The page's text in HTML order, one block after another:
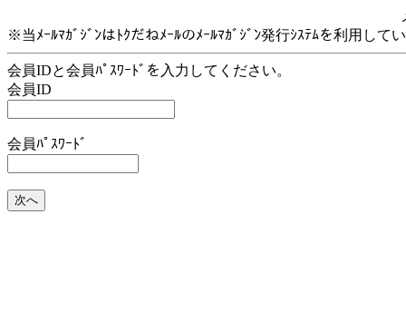
※当ﾒｰﾙﾏｶﾞｼﾞﾝはﾄｸだねﾒｰﾙのﾒｰﾙﾏｶﾞｼﾞﾝ発行ｼｽﾃﾑを利用して
会員IDと会員ﾊﾟｽﾜｰﾄﾞを入力してください。
会員ID
会員ﾊﾟｽﾜｰﾄﾞ